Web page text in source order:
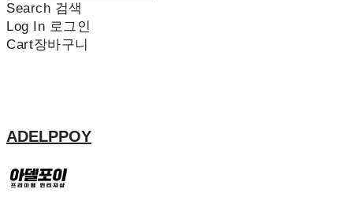
Search 검색
Log In 로그인
Cart장바구니
ADELPPOY